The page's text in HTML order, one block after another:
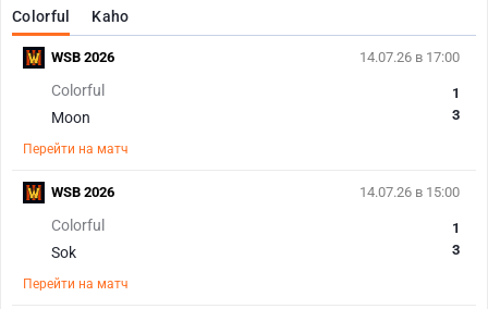
Colorful Kaho
14.07.26 в 17:00
Colorful
Moon
1
3
Перейти на матч
WSB 2026
14.07.26 в 15:00
Colorful
Sok
1
3
Перейти на матч
WSB 2026